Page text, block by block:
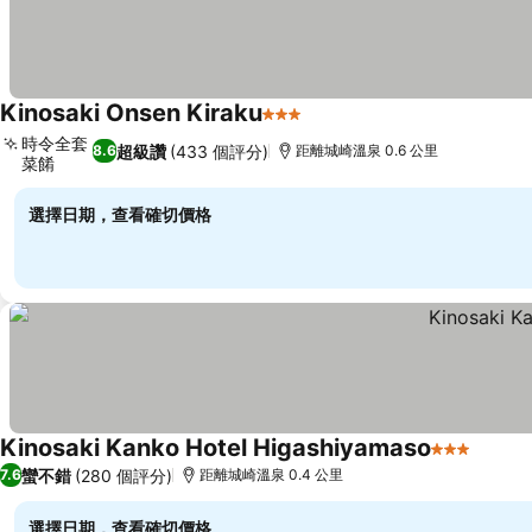
Kinosaki Onsen Kiraku3 星級
8.6超級讚 (433 個評分)
時令全套
菜餚
距離城崎溫泉 0.6 公里
選擇日期，查看確切價格
Kinosaki Kanko Hotel Higashiyamaso3 星級
7.6蠻不錯 (280 個評分) 距離城崎溫泉 0.4 公里
選擇日期，查看確切價格